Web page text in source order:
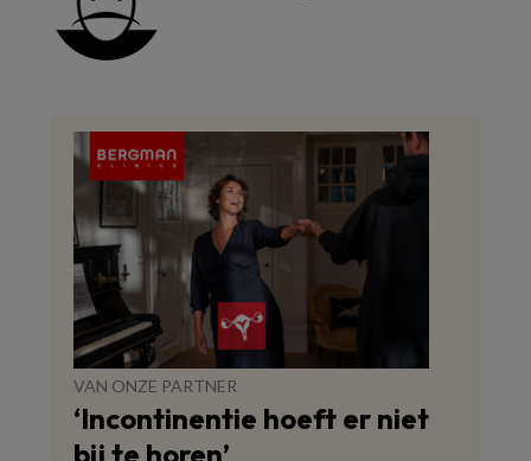
VAN ONZE PARTNER
‘Incontinentie hoeft er niet
bij te horen’